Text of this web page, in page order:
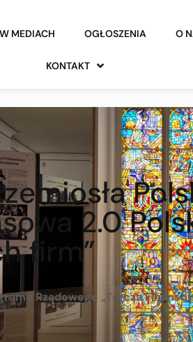
MEDIACH OGŁOSZENIA O
KONTAKT
2.0
firm”
Rządowego „Tarcza